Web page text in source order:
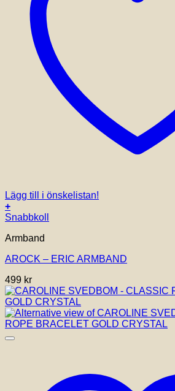
Lägg till i önskelistan!
+
Snabbkoll
Armband
AROCK – ERIC ARMBAND
499 kr